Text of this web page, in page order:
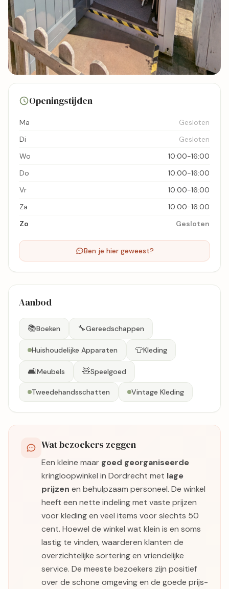
Bekijk kaart
Openingstijden
Ma
Gesloten
Di
Gesloten
Wo
10:00-16:00
Do
10:00-16:00
Vr
10:00-16:00
Za
10:00-16:00
Zo
Gesloten
Ben je hier geweest?
Aanbod
📚Boeken 🔧Gereedschappen
Huishoudelijke Apparaten 👕Kleding
🛋️Meubels 🧸Speelgoed
Tweedehandsschatten Vintage Kleding
Wat bezoekers zeggen
Een kleine maar goed georganiseerde
kringloopwinkel in Dordrecht met lage
prijzen en behulpzaam personeel. De winkel
heeft een nette indeling met vaste prijzen
voor kleding en veel items voor slechts 50
cent. Hoewel de winkel wat klein is en soms
lastig te vinden, waarderen klanten de
overzichtelijke sortering en vriendelijke
service. De meeste bezoekers zijn positief
over de schone omgeving en de goede prijs-